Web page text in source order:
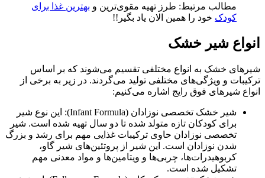
مطالب مرتبط: طرز تهیه مقوی‌ترین وبهترین غذا برای
کودکخود را همین الان یاد بگیر!!
شیر خشک
خشک به انواع مختلفی تقسیم می‌شوند که بر اساس
و ویژگی‌های مختلفی تولید می‌گردند. در زیر به برخی از
شیرهای فوق رایج اشاره می‌کنیم:
شیر خشک تخصصی نوزادان (Infant Formula): این نوع شیر
برای کودکان تازه متولد شده تا دو سال تهیه شده است. شیر
تخصصی نوزادان حاوی ترکیبات غذایی مهم برای رشد و بزرگ
شدن نوزادان است. این شیر از پروتئین‌های شیر گاو،
کربوهیدرات‌ها، چربی‌ها و ویتامین‌ها و مواد معدنی مهم
تشکیل شده است.